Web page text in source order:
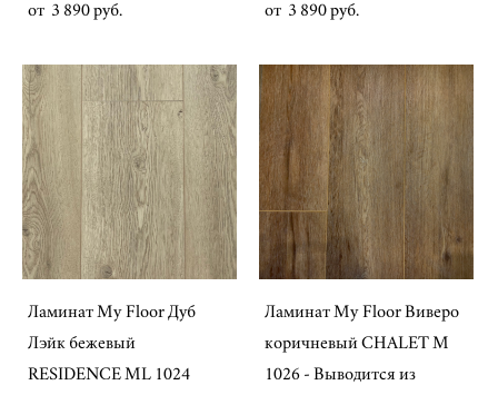
от 3 890 pуб. от 3 890 pуб.
Ламинат My Floor Дуб
Лэйк бежевый
RESIDENCE ML 1024
Ламинат My Floor Виверо
коричневый CHALET M
1026 - Выводится из